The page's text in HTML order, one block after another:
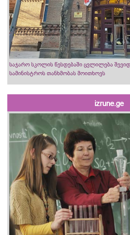
საჯარო სკოლის წესდებაში ცვლილება
სამინისტროს თანხმობას მოითხოვს
izrune.ge